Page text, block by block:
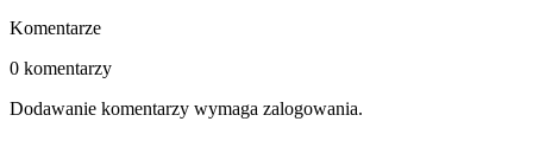
Komentarze
0 komentarzy
Dodawanie komentarzy wymaga zalogowania.